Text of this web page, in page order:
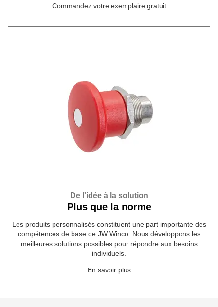
Commandez votre exemplaire gratuit
De l'idée à la solution
Plus que la norme
Les produits personnalisés constituent une part importante des
compétences de base de JW Winco. Nous développons les
meilleures solutions possibles pour répondre aux besoins
individuels.
En savoir plus